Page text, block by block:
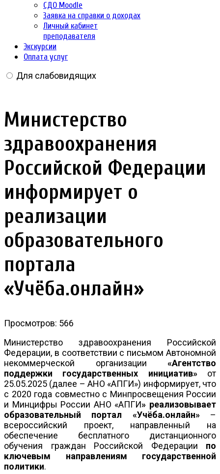
СДО Moodle
Заявка на справки о доходах
Личный кабинет
преподавателя
Экскурсии
Оплата услуг
Для слабовидящих
Министерство
здравоохранения
Российской Федерации
информирует о
реализации
образовательного
портала
«Учёба.онлайн»
Просмотров: 566
Министерство здравоохранения Российской
Федерации, в соответствии с письмом Автономной
некоммерческой организации «Агентство
поддержки государственных инициатив»от
25.05.2025 (далее – АНО «АПГИ») информирует, что
с 2020 года совместно с Минпросвещения России
и Минцифры России АНО «АПГИ» реализовывает
образовательный портал «Учёба.онлайн»–
всероссийский проект, направленный на
обеспечение бесплатного дистанционного
обучения граждан Российской Федерации по
ключевым направлениям государственной
политики.